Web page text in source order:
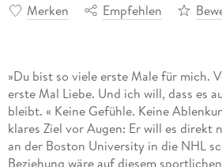
Merken Empfehlen
»Du bist so viele erste Male für mich.
erste Mal Liebe. Und ich will, dass es
bleibt. « Keine Gefühle. Keine
klares Ziel vor Augen: Er will es direkt
an der Boston University in die NHL
Beziehung wäre auf diesem